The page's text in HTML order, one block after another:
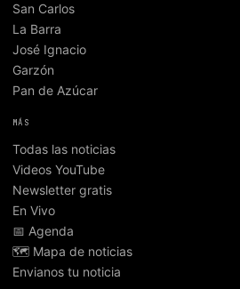
San Carlos
La Barra
José Ignacio
Garzón
Pan de Azúcar
MÁS
Todas las noticias
Videos YouTube
Newsletter gratis
En Vivo
📅 Agenda
🗺️ Mapa de noticias
Envianos tu noticia